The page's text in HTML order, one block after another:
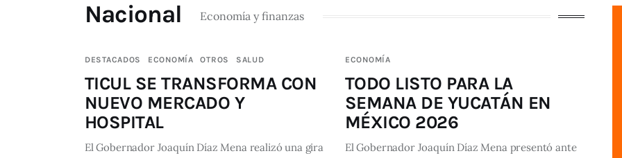
Nacional Economía y finanzas
DESTACADOS ECONOMÍA OTROS SALUD
TICUL SE TRANSFORMA CON
NUEVO MERCADO Y
HOSPITAL
El Gobernador Joaquín Díaz Mena realizó una gira
ECONOMÍA
TODO LISTO PARA LA
SEMANA DE YUCATÁN EN
MÉXICO 2026
El Gobernador Joaquín Díaz Mena presentó ante